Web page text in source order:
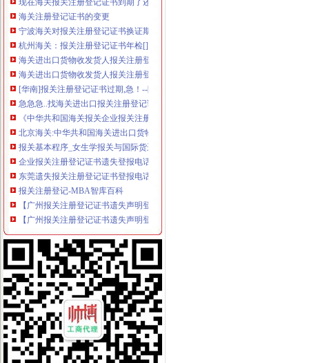
海关注册登记证书的变更
宁波海关对报关注册登记证书换证期限的规定-customhy的日志-网易
杭州海关：报关注册登记证书年检[]-报关员通关指南--育路报关
海关进出口货物收发货人报关注册登记证书-报关员通关指南--育路报关
海关进出口货物收发货人报关注册登记证书-外贸单证-福步外贸论坛
[华南]报关注册登记证书过期,急！--阿里巴巴外贸圈外贸论坛
急急急..找海关进出口报关注册登记证的失主_惊驾图文广告_新浪博客
《中华共和国海关报关企业报关注册登记证书》有效期限为_____
北京海关:中华共和国海关进出口货物收发货人报关注册登记证书
报关基本程序_女生学报关与国际货运_海关报关注册登记证书_
企业报关注册登记证书遗失登报电话_志趣网
东莞遗失报关注册登记证书登报电话-东莞日报分类广告部
报关注册登记-MBA智库百科
【广州报关注册登记证书遗失声明登报费用】价格,
【广州报关注册登记证书遗失声明登报公司】价格,
及时更换注册登记证
报关注册登记_互动百科
观典防务：关于获得海关报关单位注册登记证书的公告_观典防务（
请教关于进出口货物收发货人报关注册登记证书_烟台网上民声_胶东在
海关报关单位注册登记证书|资质荣誉|公司介绍|洛博塔重工机械设备
报关员辅导重点提炼：报关企业注册登记-报关员资格-无忧考网
办理海关注册登记、变更、注销等所需材料
进出口货物收发货人报关注册登记证书逾期怎么办?-知乎
报关企业注册登记许可
如何办理海关报关注册登记？【上海聚儒吧】_百度贴吧